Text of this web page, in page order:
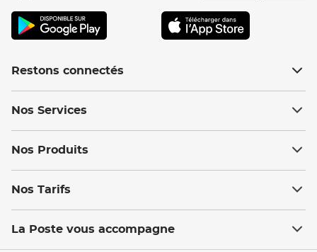
Restons connectés
Nos Services
Nos Produits
Nos Tarifs
La Poste vous accompagne